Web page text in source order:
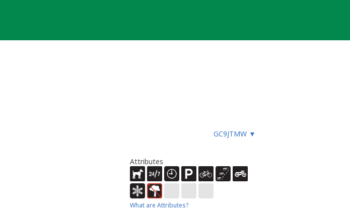
GC9JTMW ▼
Attributes
What are Attributes?